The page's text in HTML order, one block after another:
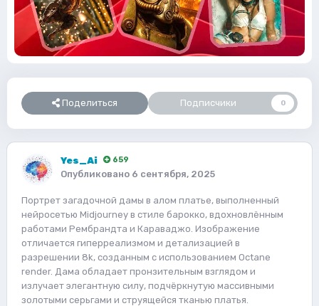
Поделиться Подписчики 0
Yes_Ai 659
Опубликовано 6 сентября, 2025
Портрет загадочной дамы в алом платье, выполненный
нейросетью Midjourney в стиле барокко, вдохновлённым
работами Рембрандта и Караваджо. Изображение
отличается гиперреализмом и детализацией в
разрешении 8k, созданным с использованием Octane
render. Дама обладает пронзительным взглядом и
излучает элегантную силу, подчёркнутую массивными
золотыми серьгами и струящейся тканью платья.